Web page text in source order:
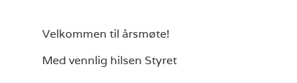
Velkommen til årsmøte!
Med vennlig hilsen Styret